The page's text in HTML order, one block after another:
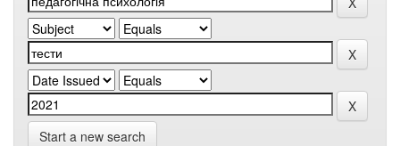
Start a new search